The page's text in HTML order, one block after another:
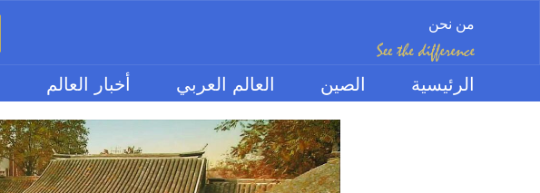
من نحن
الرئيسية الصين العالم العربي أخبار العالم